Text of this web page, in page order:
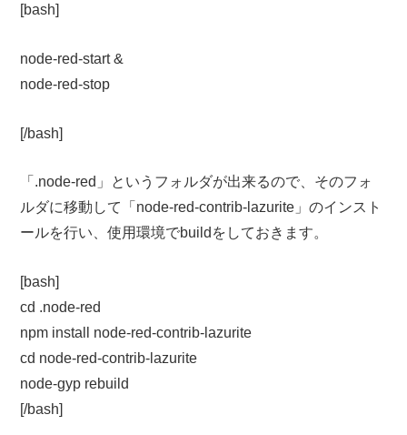
[bash]
node-red-start &
node-red-stop
[/bash]
「.node-red」というフォルダが出来るので、そのフォ
ルダに移動して「node-red-contrib-lazurite」のインスト
ールを行い、使用環境でbuildをしておきます。
[bash]
cd .node-red
npm install node-red-contrib-lazurite
cd node-red-contrib-lazurite
node-gyp rebuild
[/bash]